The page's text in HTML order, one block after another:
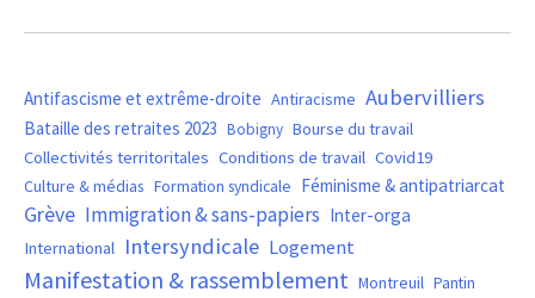
Antifascisme et extrême-droite Antiracisme Aubervilliers
Bataille des retraites 2023 Bobigny Bourse du travail
Collectivités territoritales Conditions de travail Covid19
Culture & médias Formation syndicale Féminisme & antipatriarcat
Grève Immigration & sans-papiers Inter-orga
International Intersyndicale Logement
Manifestation & rassemblement Montreuil Pantin